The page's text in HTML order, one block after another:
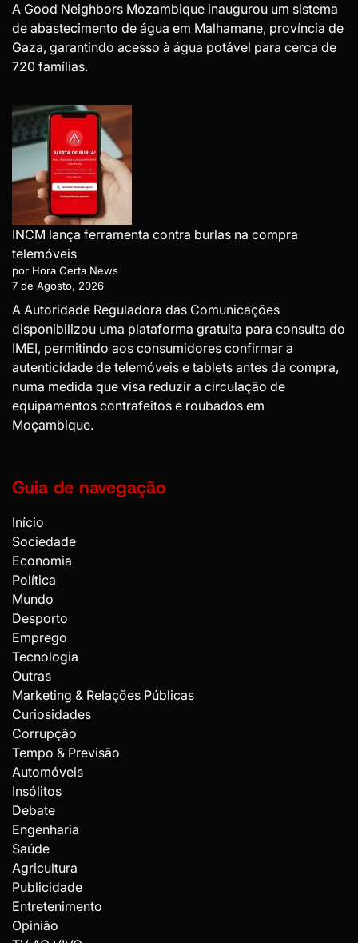
A Good Neighbors Mozambique inaugurou um sistema
de abastecimento de água em Malhamane, província de
Gaza, garantindo acesso à água potável para cerca de
720 famílias.
INCM lança ferramenta contra burlas na compra
telemóveis
por Hora Certa News
7 de Agosto, 2026
A Autoridade Reguladora das Comunicações
disponibilizou uma plataforma gratuita para consulta do
IMEI, permitindo aos consumidores confirmar a
autenticidade de telemóveis e tablets antes da compra,
numa medida que visa reduzir a circulação de
equipamentos contrafeitos e roubados em
Moçambique.
Guia de navegação
Início
Sociedade
Economia
Política
Mundo
Desporto
Emprego
Tecnologia
Outras
Marketing & Relações Públicas
Curiosidades
Corrupção
Tempo & Previsão
Automóveis
Insólitos
Debate
Engenharia
Saúde
Agricultura
Publicidade
Entretenimento
Opinião